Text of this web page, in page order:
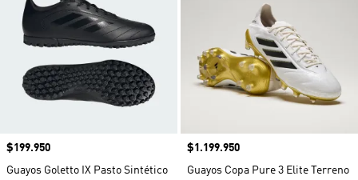
Precio
$199.950
Guayos Goletto IX Pasto Sintético
Precio
$1.199.950
Guayos Copa Pure 3 Elite Terreno